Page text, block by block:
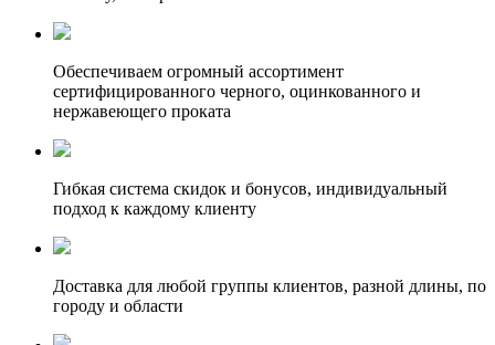
Обеспечиваем огромный ассортимент
сертифицированного черного, оцинкованного и
нержавеющего проката
Гибкая система скидок и бонусов, индивидуальный
подход к каждому клиенту
Доставка для любой группы клиентов, разной длины, по
городу и области